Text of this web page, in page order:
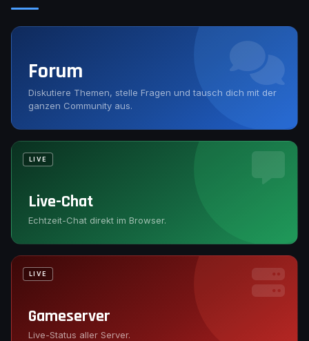
Forum
Diskutiere Themen, stelle Fragen und tausch dich mit der
ganzen Community aus.
LIVE
Live-Chat
Echtzeit-Chat direkt im Browser.
LIVE
Gameserver
Live-Status aller Server.